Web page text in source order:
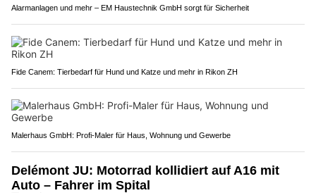
Alarmanlagen und mehr – EM Haustechnik GmbH sorgt für Sicherheit
Fide Canem: Tierbedarf für Hund und Katze und mehr in Rikon ZH
Malerhaus GmbH: Profi-Maler für Haus, Wohnung und Gewerbe
Delémont JU: Motorrad kollidiert auf A16 mit
Auto – Fahrer im Spital